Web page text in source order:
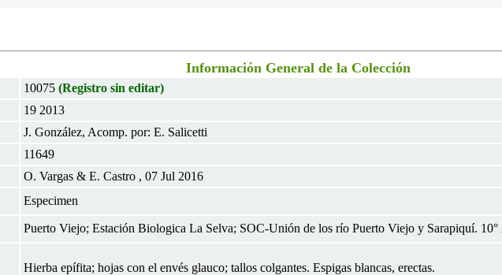
Información General de la Colección
10075 (Registro sin editar)
19 2013
J. González, Acomp. por: E. Salicetti
11649
O. Vargas & E. Castro , 07 Jul 2016
Especimen
Puerto Viejo; Estación Biologica La Selva; SOC-Unión de los río Puerto Viejo y Sarapiquí.
Hierba epífita; hojas con el envés glauco; tallos colgantes. Espigas blancas, erectas.